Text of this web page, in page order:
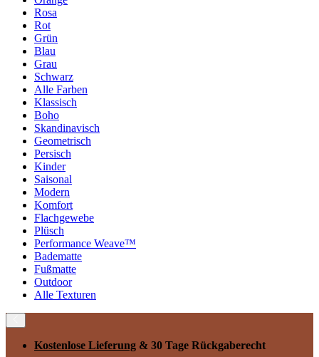
Rosa
Rot
Grün
Blau
Grau
Schwarz
Alle Farben
Klassisch
Boho
Skandinavisch
Geometrisch
Persisch
Kinder
Saisonal
Modern
Komfort
Flachgewebe
Plüsch
Performance Weave™
Badematte
Fußmatte
Outdoor
Alle Texturen
Kostenlose Lieferung & 30 Tage Rückgaberecht